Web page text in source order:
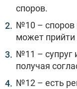
споров.
№10 – споров
может прийти
№11 – супруг
получая
№12 – есть